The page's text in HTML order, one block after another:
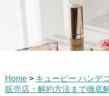
Home > キューピー ハンデ
販売店・解約方法まで徹底